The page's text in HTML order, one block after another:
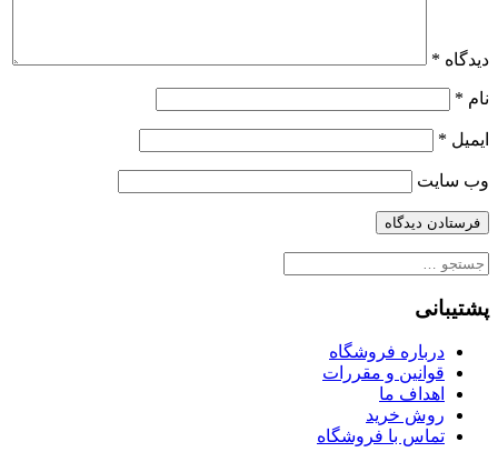
دیدگاه *
نام *
ایمیل *
وب‌ سایت
جستجو
پشتیبانی
درباره فروشگاه
قوانین و مقررات
اهداف ما
روش خرید
تماس با فروشگاه